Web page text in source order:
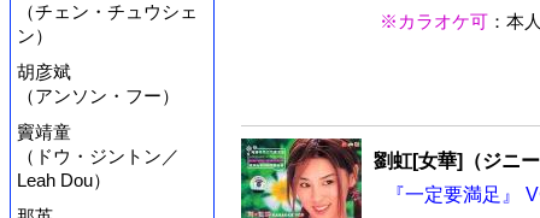
（チェン・チュウシェ
ン）
胡彦斌
（アンソン・フー）
竇靖童
（ドウ・ジントン／
Leah Dou）
※カラオケ可 ：本
劉虹[女華]（ジニ
『一定要満足』